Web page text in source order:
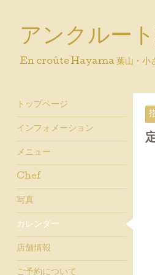
アンクルー
En croûte Hayama 葉山・小さ
トップページ
インフォメーション
メニュー
Chef
写真
カレンダー
店舗情報
ご予約について